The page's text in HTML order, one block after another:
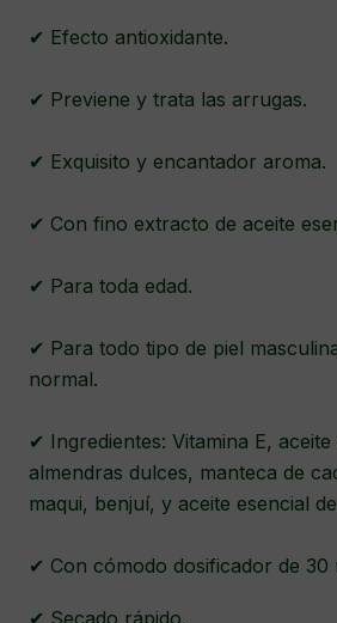
✔ Efecto antioxidante.
✔ Previene y trata las arrugas.
✔ Exquisito y encantador aroma.
✔ Con fino extracto de aceite
✔ Para toda edad.
✔ Para todo tipo de piel
normal.
✔ Ingredientes: Vitamina E,
almendras dulces, manteca de
maqui, benjuí, y aceite esencial
✔ Con cómodo dosificador de 30